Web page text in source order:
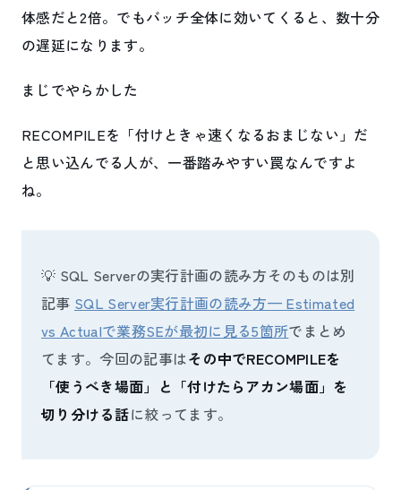
体感だと2倍。でもバッチ全体に効いてくると、数十分
の遅延になります。
まじでやらかした
RECOMPILEを「付けときゃ速くなるおまじない」だ
と思い込んでる人が、一番踏みやすい罠なんですよ
ね。
💡 SQL Serverの実行計画の読み方そのものは別
記事 SQL Server実行計画の読み方— Estimated
vs Actualで業務SEが最初に見る5箇所でまとめ
てます。今回の記事はその中でRECOMPILEを
「使うべき場面」と「付けたらアカン場面」を
切り分ける話に絞ってます。